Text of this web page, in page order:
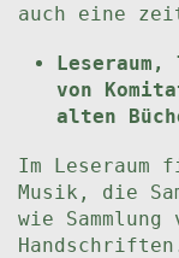
auch eine
von
alten
Im Leseraum
Musik, die
wie